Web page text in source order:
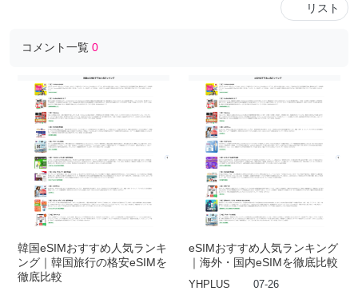
リスト
コメント一覧 0
韓国eSIMおすすめ人気ランキ
ング｜韓国旅行の格安eSIMを
徹底比較
eSIMおすすめ人気ランキング
｜海外・国内eSIMを徹底比較
YHPLUS 07-26